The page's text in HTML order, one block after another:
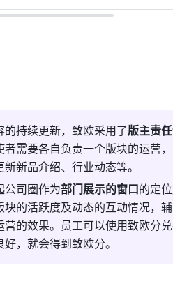
持续更新，致欧采用了版主责
者需要各自负责一个版块的运营
新品介绍、行业动态等。
公司圈作为部门展示的窗口的定
的活跃度及动态的互动情况，
的效果。员工可以使用致欧分
，就会得到致欧分。